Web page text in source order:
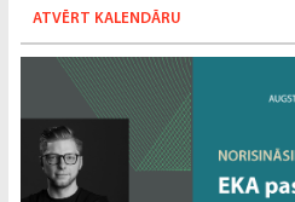
ATVĒRT KALENDĀRU